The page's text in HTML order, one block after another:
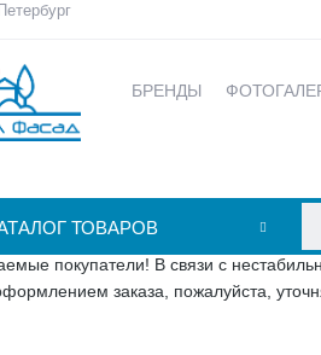
БРЕНДЫ
ТОВАРОВ
покупатели! В связи с
заказа, пожалуйста,